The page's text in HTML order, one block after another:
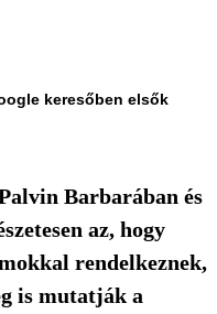
keresőben elsők
Barbarában és
az, hogy
rendelkeznek,
is mutatják a